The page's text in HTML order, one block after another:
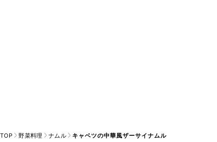
TOP 野菜料理 ナムル キャベツの中華風ザーサイナムル